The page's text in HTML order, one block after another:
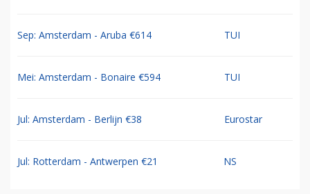
Sep: Amsterdam - Aruba €614 TUI
Mei: Amsterdam - Bonaire €594 TUI
Jul: Amsterdam - Berlijn €38 Eurostar
Jul: Rotterdam - Antwerpen €21 NS